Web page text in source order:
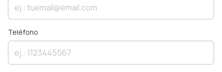
Teléfono